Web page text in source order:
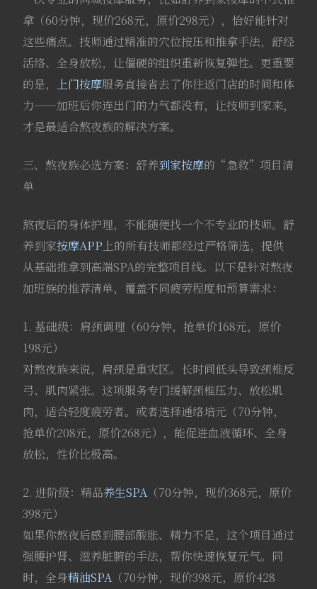
拿（60分钟，现价268元，原价298元），恰好能针对
这些痛点。技师通过精准的穴位按压和推拿手法，舒经
活络、全身放松，让僵硬的组织重新恢复弹性。更重要
的是，
上门按摩服务直接省去了你往返门店的时间和体
力——加班后你连出门的力气都没有，让技师到家来，
才是最适合熬夜族的解决方案。
三、熬夜族必选方案：舒养到家按摩的“急救”项目清
单
熬夜后的身体护理，不能随便找一个不专业的技师。舒
养到家按摩APP 上的所有技师都经过严格筛选，提供
从基础推拿到高端SPA的完整项目线。以下是针对熬夜
加班族的推荐清单，覆盖不同疲劳程度和预算需求：
1. 基础级：肩颈调理（60分钟，抢单价168元，原价
198元）
对熬夜族来说，肩颈是重灾区。长时间低头导致颈椎反
弓、肌肉紧张。这项服务专门缓解颈椎压力、放松肌
肉，适合轻度疲劳者。或者选择通络培元（70分钟，
抢单价208元，原价268元），能促进血液循环、全身
放松，性价比极高。
2. 进阶级：精品养生SPA（70分钟，现价368元，原价
398元）
如果你熬夜后感到腰部酸胀、精力不足，这个项目通过
强腰护肾、滋养脏腑的手法，帮你快速恢复元气。同
时，全身精油SPA（70分钟，现价398元，原价428